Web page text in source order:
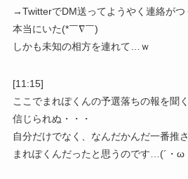
→TwitterでDM送ってようやく連絡がつ
本当にいた(*￣∇￣)
しかも未知の相方を連れて…ｗ
[11:15]
ここでまれぽくんの予選落ちの報を聞く
信じられぬ・・・
自分だけでなく、なんだかんだ一番推
まれぽくんだったと思うのです…(´・ω